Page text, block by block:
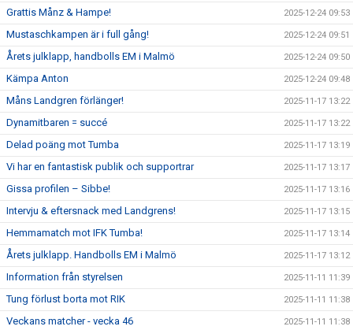
Grattis Månz & Hampe! 2025-12-24 09:53
Mustaschkampen är i full gång! 2025-12-24 09:51
Årets julklapp, handbolls EM i Malmö 2025-12-24 09:50
Kämpa Anton 2025-12-24 09:48
Måns Landgren förlänger! 2025-11-17 13:22
Dynamitbaren = succé 2025-11-17 13:22
Delad poäng mot Tumba 2025-11-17 13:19
Vi har en fantastisk publik och supportrar 2025-11-17 13:17
Gissa profilen – Sibbe! 2025-11-17 13:16
Intervju & eftersnack med Landgrens! 2025-11-17 13:15
Hemmamatch mot IFK Tumba! 2025-11-17 13:14
Årets julklapp. Handbolls EM i Malmö 2025-11-17 13:12
Information från styrelsen 2025-11-11 11:39
Tung förlust borta mot RIK 2025-11-11 11:38
Veckans matcher - vecka 46 2025-11-11 11:38